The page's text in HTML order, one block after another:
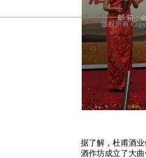
据了解，杜甫酒
酒作坊成立了大
邮 箱：
版权所有